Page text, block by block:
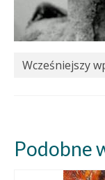
Wcześniejszy
Podobne